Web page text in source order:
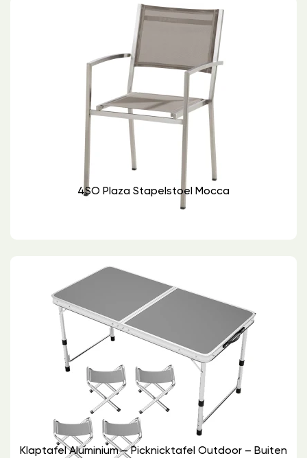
4SO Plaza Stapelstoel Mocca
Klaptafel Aluminium – Picknicktafel Outdoor – Buiten